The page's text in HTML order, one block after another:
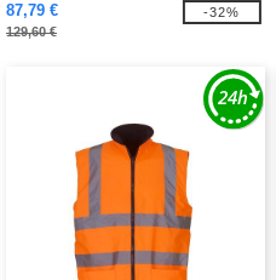
87,79 €
129,60 €
-32%